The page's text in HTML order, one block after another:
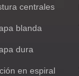
centrales
blanda
dura
en espiral